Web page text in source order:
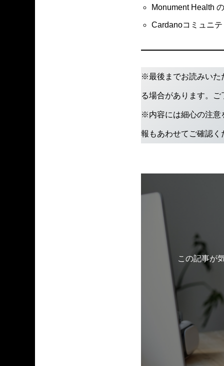
Monument Health
Cardanoコミュニ
※最後までお読みいた
る場合があります。
※内容には細心の注意
報もあわせてご確認く
この記事が